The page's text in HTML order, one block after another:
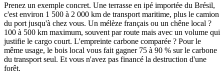
Prenez un exemple concret. Une terrasse en ipé importée du Brésil,
c'est environ 1 500 à 2 000 km de transport maritime, plus le camion
du port jusqu'à chez vous. Un mélèze français ou un chêne local ?
100 à 500 km maximum, souvent par route mais avec un volume qui
justifie le cargo court. L'empreinte carbone comparée ? Pour le
même usage, le bois local vous fait gagner 75 à 90 % sur le carbone
du transport seul. Et vous n'avez pas financé la destruction d'une
forêt.